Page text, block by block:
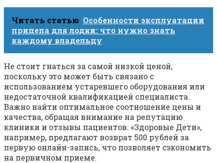
Читать статью Особенности эксплуатации
прицепа для лодки: что нужно знать
каждому владельцу
Не стоит гнаться за самой низкой ценой,
поскольку это может быть связано с
использованием устаревшего оборудования или
недостаточной квалификацией специалиста.
Важно найти оптимальное соотношение цены и
качества, обращая внимание на репутацию
клиники и отзывы пациентов. «Здоровые Дети»,
например, предлагают возврат 500 рублей за
первую онлайн-запись, что позволяет сэкономить
на первичном приеме.